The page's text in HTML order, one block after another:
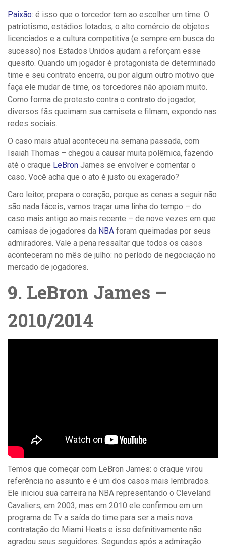
Paixão: é isso que o torcedor tem ao escolher um time. O
patriotismo, estádios lotados, o alto comércio de objetos
licenciados e a cultura competitiva (e sempre em busca do
sucesso) nos Estados Unidos ajudam a reforçam esse
quesito. Quando um jogador é protagonista de determinado
time e seu contrato encerra, ou por algum outro motivo que
faça ele mudar de time, os torcedores não apoiam muito.
Como forma de protesto contra o contrato do jogador,
diversos fãs queimam sua camiseta e filmam, expondo nas
redes sociais.
O caso mais atual aconteceu na semana passada, com
Isaiah Thomas – chegou a causar muita polêmica, fazendo
até o craque LeBron James se envolver e comentar o
caso. Você acha que o ato é justo ou exagerado?
Caro leitor, prepara o coração, porque as cenas a seguir não
são nada fáceis, vamos traçar uma linha do tempo – do
caso mais antigo ao mais recente – de nove vezes em que
camisas de jogadores da NBA foram queimadas por seus
admiradores. Vale a pena ressaltar que todos os casos
aconteceram no mês de julho: no período de negociação no
mercado de jogadores.
9. LeBron James –
2010/2014
Temos que começar com LeBron James: o craque virou
referência no assunto e é um dos casos mais lembrados.
Ele iniciou sua carreira na NBA representando o Cleveland
Cavaliers, em 2003, mas em 2010 ele confirmou em um
programa de Tv a saída do time para ser a mais nova
contratação do Miami Heats e isso definitivamente não
agradou seus seguidores. Segundos após a admiração